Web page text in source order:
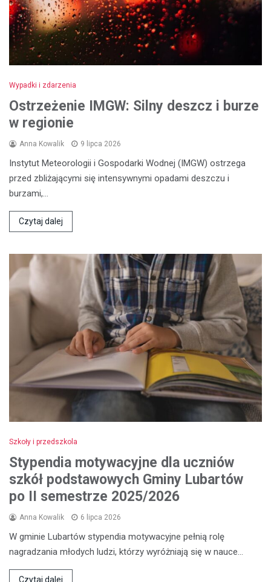
Wypadki i zdarzenia
Ostrzeżenie IMGW: Silny deszcz i burze
w regionie
Anna Kowalik 9 lipca 2026
Instytut Meteorologii i Gospodarki Wodnej (IMGW) ostrzega
przed zbliżającymi się intensywnymi opadami deszczu i
burzami,…
Czytaj dalej
Szkoły i przedszkola
Stypendia motywacyjne dla uczniów
szkół podstawowych Gminy Lubartów
po II semestrze 2025/2026
Anna Kowalik 6 lipca 2026
W gminie Lubartów stypendia motywacyjne pełnią rolę
nagradzania młodych ludzi, którzy wyróżniają się w nauce…
Czytaj dalej